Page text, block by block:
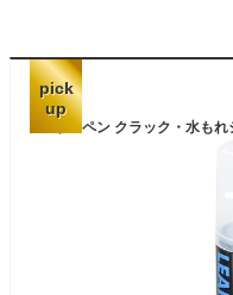
pick
up